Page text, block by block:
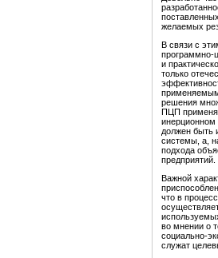
желаемых
В связи с
программно-
и
только
решения
ПЦП
инерционном
должен быть
системы, а,
подхода
предприятий.
Важной
что в
во мнении о
социально-
служат